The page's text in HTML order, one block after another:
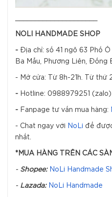
NOLI HANDMADE SHOP
- Địa chỉ: số 41 ngõ 63 Phố
Ba Mẫu, Phương Liên, Đống
- Mở cửa: Từ 8h-21h. Từ thứ
- Hotline: 0988979251 (zalo)
- Fanpage tư vấn mua hàng:
- Chat ngay với NoLi
để
nhất.
*MUA HÀNG TRÊN CÁC
- Shopee: NoLi Handmade
- Lazada: NoLi Handmade